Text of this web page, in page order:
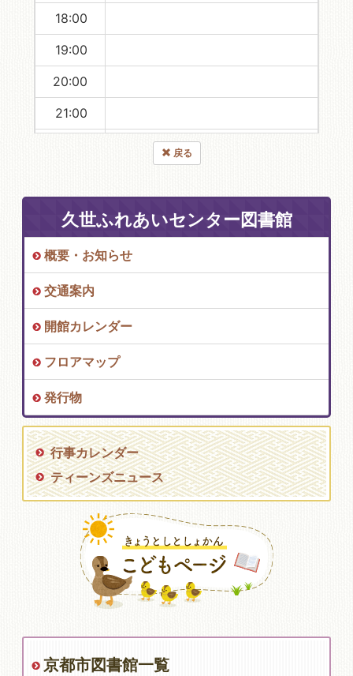
18:00
19:00
20:00
21:00
戻る
久世ふれあいセンター図書館
概要・お知らせ
交通案内
開館カレンダー
フロアマップ
発行物
行事カレンダー
ティーンズニュース
京都市図書館一覧